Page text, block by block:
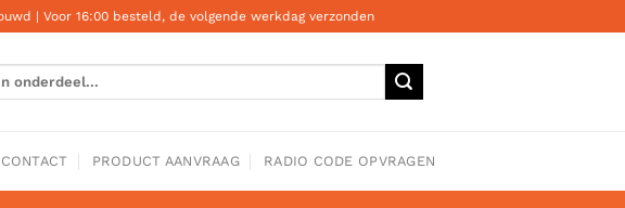
| Voor 16:00 besteld, de volgende werkdag verzonden
CONTACT PRODUCT AANVRAAG RADIO CODE OPVRAGEN